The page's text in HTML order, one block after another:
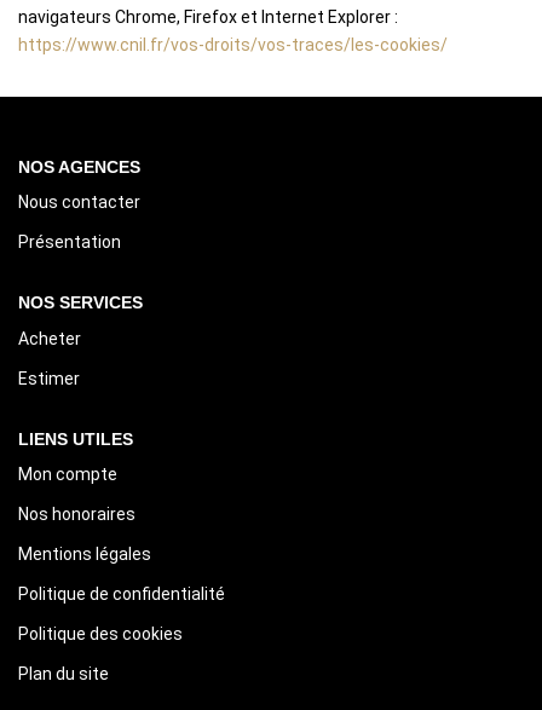
navigateurs Chrome, Firefox et Internet Explorer :
https://www.cnil.fr/vos-droits/vos-traces/les-cookies/
NOS AGENCES
Nous contacter
Présentation
NOS SERVICES
Acheter
Estimer
LIENS UTILES
Mon compte
Nos honoraires
Mentions légales
Politique de confidentialité
Politique des cookies
Plan du site